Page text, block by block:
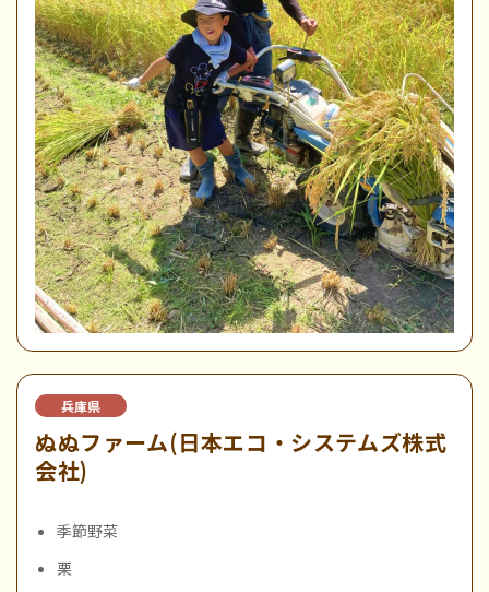
兵庫県
ぬぬファーム(日本エコ・システムズ株式
会社)
季節野菜
栗